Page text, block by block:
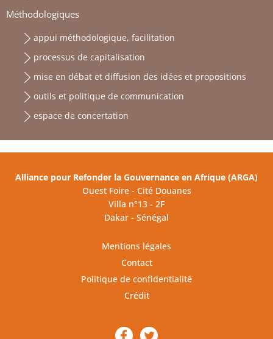
Méthodologiques
appui méthodologique, facilitation
processus de capitalisation
mise en débat et diffusion des idées et propositions
outils et politique de communication
espace de concertation
Alliance pour Refonder la Gouvernance en Afrique (ARGA)
Ouest Foire - Cité Douanes
Villa n°13 - 2F
Dakar - Sénégal
Mentions légales
Contact
Politique de confidentialité
Crédit